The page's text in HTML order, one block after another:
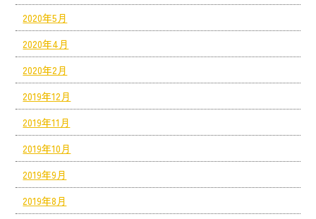
2020年5月
2020年4月
2020年2月
2019年12月
2019年11月
2019年10月
2019年9月
2019年8月